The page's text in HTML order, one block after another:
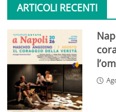
ARTICOLI RECENTI